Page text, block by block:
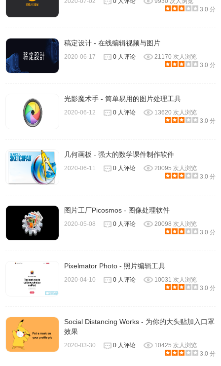
如果你觉得抠出来的图不够满意，你还能抠出的任务也可以
进行处理，有模糊，着色、像素化、负片、灰度等五种效
果。
3.0 分
稿定设计 - 在线编辑视频与图片
2020-06-17 0 人评论
21170 次人浏览
3.0 分
光影魔术手 - 简单易用的图片处理工具
2020-06-12 0 人评论
13620 次人浏览
3.0 分
几何画板 - 强大的数学课件制作软件
2020-06-11 0 人评论
20095 次人浏览
3.0 分
图片工厂Picosmos - 图像处理软件
2020-05-08 0 人评论
20098 次人浏览
3.0 分
Pixelmator Photo - 照片编辑工具
2020-04-10 0 人评论
10031 次人浏览
3.0 分
Social Distancing Works - 为你的大头贴加入口罩
效果
2020-03-30 0 人评论
10425 次人浏览
3.0 分